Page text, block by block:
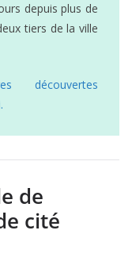
depuis plus de
tiers de la ville
découvertes
de
cité